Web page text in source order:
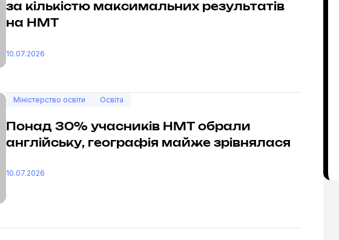
за кількістю максимальних результатів
на НМТ
10.07.2026
Міністерство освіти Освіта
Понад 30% учасників НМТ обрали
англійську, географія майже зрівнялася
10.07.2026